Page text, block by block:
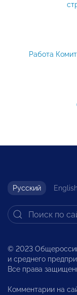
Работа
Русский English
© 2023
и среднего
Все права
Комментарии на